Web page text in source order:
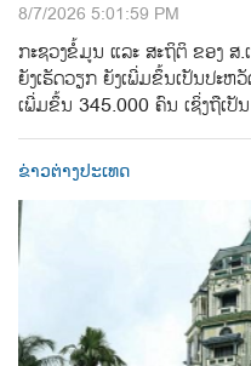
8/7/2026 5:01:59 PM
ກະຊວງຂໍ້ມູນ ແລະ ສະຖິຕິ ຂອງ ສ.
ຍັງເຮັດວຽກ ຍັງເພີ່ມຂຶ້ນເປັນປະຫ
ເພີ່ມຂຶ້ນ 345.000 ຄົນ ເຊິ່ງຖືເປັ
ຂ່າວຕ່າງປະເທດ